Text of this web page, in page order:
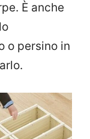
È anche
o persino in